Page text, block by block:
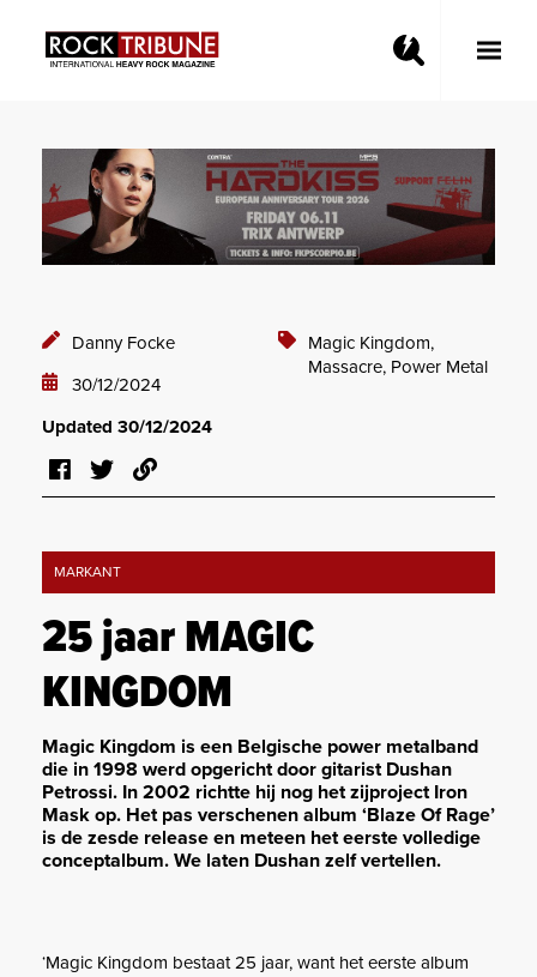
Toggle
Danny Focke
30/12/2024
Magic Kingdom,
Massacre, Power Metal
Updated 30/12/2024
MARKANT
25 jaar MAGIC
KINGDOM
Magic Kingdom is een Belgische power metalband
die in 1998 werd opgericht door gitarist Dushan
Petrossi. In 2002 richtte hij nog het zijproject Iron
Mask op. Het pas verschenen album ‘Blaze Of Rage’
is de zesde release en meteen het eerste volledige
conceptalbum. We laten Dushan zelf vertellen.
‘Magic Kingdom bestaat 25 jaar, want het eerste album